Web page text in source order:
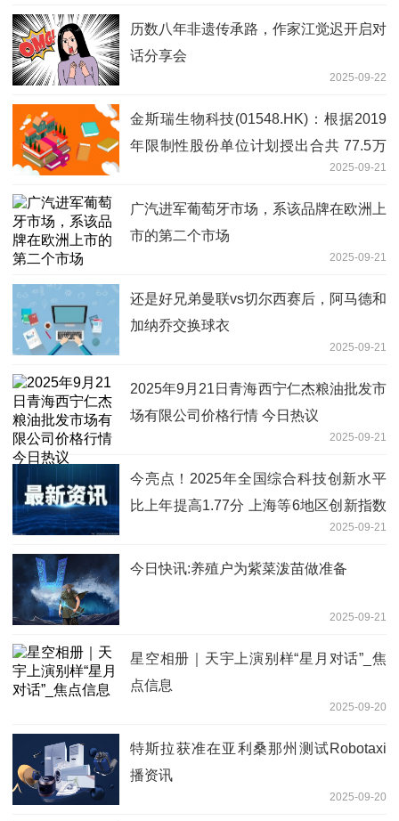
历数八年非遗传承路，作家江觉迟开启对
话分享会
2025-09-22
金斯瑞生物科技(01548.HK)：根据2019
年限制性股份单位计划授出合共 77.5万
2025-09-21
广汽进军葡萄牙市场，系该品牌在欧洲上
市的第二个市场
2025-09-21
还是好兄弟曼联vs切尔西赛后，阿马德和
加纳乔交换球衣
2025-09-21
2025年9月21日青海西宁仁杰粮油批发市
场有限公司价格行情 今日热议
2025-09-21
今亮点！2025年全国综合科技创新水平
比上年提高1.77分 上海等6地区创新指数
2025-09-21
今日快讯:养殖户为紫菜泼苗做准备
2025-09-21
星空相册｜天宇上演别样“星月对话”_焦
点信息
2025-09-20
特斯拉获准在亚利桑那州测试Robotaxi
播资讯
2025-09-20